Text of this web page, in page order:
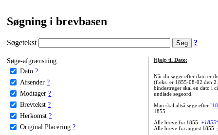
Søgning i brevbasen
Søgetekst ?
Søge-afgrænsning:
Dato ?
Afsender ?
Modtager ?
Brevtekst ?
Herkomst ?
Original Placering ?
Hjælp til Dato:
Når du søger efter dato er
(f.eks. er 1855-08-02 den
bindestreger skal en dato i
undlade søgeord.
Man skal altså søge efter
1855.
Alle breve fra 1855:
Alle breve fra august 1855: